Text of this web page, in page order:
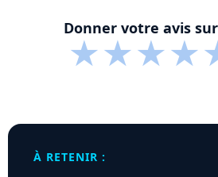
Donner votre avis
★★★★
À RETENIR :